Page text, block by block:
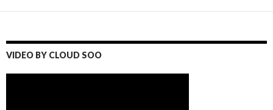
VIDEO BY CLOUD SOO